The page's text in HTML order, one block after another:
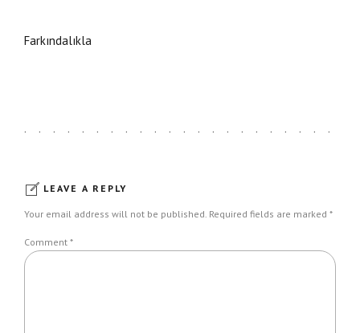
Farkındalıkla
LEAVE A REPLY
Your email address will not be published. Required fields are marked *
Comment *